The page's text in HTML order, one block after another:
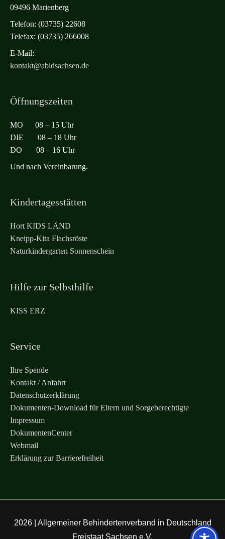
09496 Marienberg
Telefon: (03735) 22608
Telefax: (03735) 266008
E-Mail:
kontakt@abidsachsen.de
Öffnungszeiten
MO 08 – 15 Uhr
DIE 08 – 18 Uhr
DO 08 – 16 Uhr
Und nach Vereinbarung.
Kindertagesstätten
Hort KIDS LÄND
Kneipp-Kita Flachsröste
Naturkindergarten Sonnenschein
Hilfe zur Selbsthilfe
KISS ERZ
Service
Ihre Spende
Kontakt / Anfahrt
Datenschutzerklärung
Dokumenten-Download für Eltern und Sorgeberechtigte
Impressum
DokumentenCenter
Webmail
Erklärung zur Barrierefreiheit
2026 | Allgemeiner Behindertenverband in Deutschland
Freistaat Sachsen e.V.